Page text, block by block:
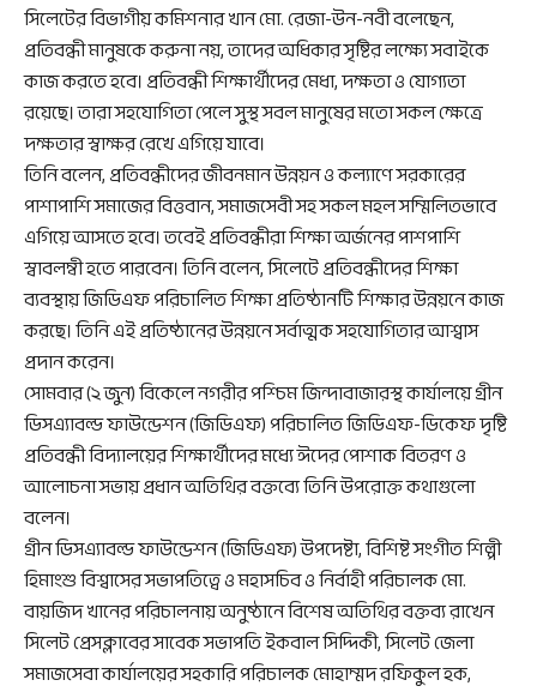
সিলেটের বিভাগীয় কমিশনার খান মো. রেজা-উন-নবী বলেছেন,
প্রতিবন্ধী মানুষকে করুনা নয়, তাদের অধিকার সৃষ্টির লক্ষ্যে সবাইকে
কাজ করতে হবে। প্রতিবন্ধী শিক্ষার্থীদের মেধা, দক্ষতা ও যোগ্যতা
রয়েছে। তারা সহযোগিতা পেলে সুস্থ সবল মানুষের মতো সকল ক্ষেত্রে
দক্ষতার স্বাক্ষর রেখে এগিয়ে যাবে।
তিনি বলেন, প্রতিবন্ধীদের জীবনমান উন্নয়ন ও কল্যাণে সরকারের
পাশাপাশি সমাজের বিত্তবান, সমাজসেবী সহ সকল মহল সম্মিলিতভাবে
এগিয়ে আসতে হবে। তবেই প্রতিবন্ধীরা শিক্ষা অর্জনের পাশপাশি
স্বাবলম্বী হতে পারবেন। তিনি বলেন, সিলেটে প্রতিবন্ধীদের শিক্ষা
ব্যবস্থায় জিডিএফ পরিচালিত শিক্ষা প্রতিষ্ঠানটি শিক্ষার উন্নয়নে কাজ
করছে। তিনি এই প্রতিষ্ঠানের উন্নয়নে সর্বাত্মক সহযোগিতার আশ্বাস
প্রদান করেন।
সোমবার (২ জুন) বিকেলে নগরীর পশ্চিম জিন্দাবাজারস্থ কার্যালয়ে গ্রীন
ডিসএ্যাবল্ড ফাউন্ডেশন (জিডিএফ) পরিচালিত জিডিএফ-ডিকেফ দৃষ্টি
প্রতিবন্ধী বিদ্যালয়ের শিক্ষার্থীদের মধ্যে ঈদের পোশাক বিতরণ ও
আলোচনা সভায় প্রধান অতিথির বক্তব্যে তিনি উপরোক্ত কথাগুলো
বলেন।
গ্রীন ডিসএ্যাবল্ড ফাউন্ডেশন (জিডিএফ) উপদেষ্টা, বিশিষ্ট সংগীত শিল্পী
হিমাংশু বিশ্বাসের সভাপতিত্বে ও মহাসচিব ও নির্বাহী পরিচালক মো.
বায়জিদ খানের পরিচালনায় অনুষ্ঠানে বিশেষ অতিথির বক্তব্য রাখেন
সিলেট প্রেসক্লাবের সাবেক সভাপতি ইকবাল সিদ্দিকী, সিলেট জেলা
সমাজসেবা কার্যালয়ের সহকারি পরিচালক মোহাম্মদ রফিকুল হক,